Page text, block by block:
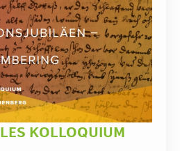
KOLLOQUIUM